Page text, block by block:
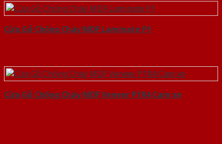
Cửa Gỗ Chống Cháy MDF Laminate P1
Cửa Gỗ Chống Cháy MDF Veneer P1R4 Cam xe